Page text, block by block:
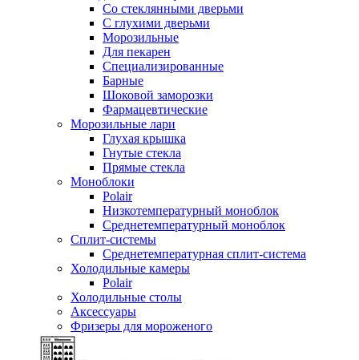
Со стеклянными дверьми
С глухими дверьми
Морозильные
Для пекарен
Специализированные
Барные
Шоковой заморозки
Фармацевтические
Морозильные лари
Глухая крышка
Гнутые стекла
Прямые стекла
Моноблоки
Polair
Низкотемпературный моноблок
Среднетемпературный моноблок
Сплит-системы
Среднетемпературная сплит-система
Холодильные камеры
Polair
Холодильные столы
Аксессуары
Фризеры для мороженого